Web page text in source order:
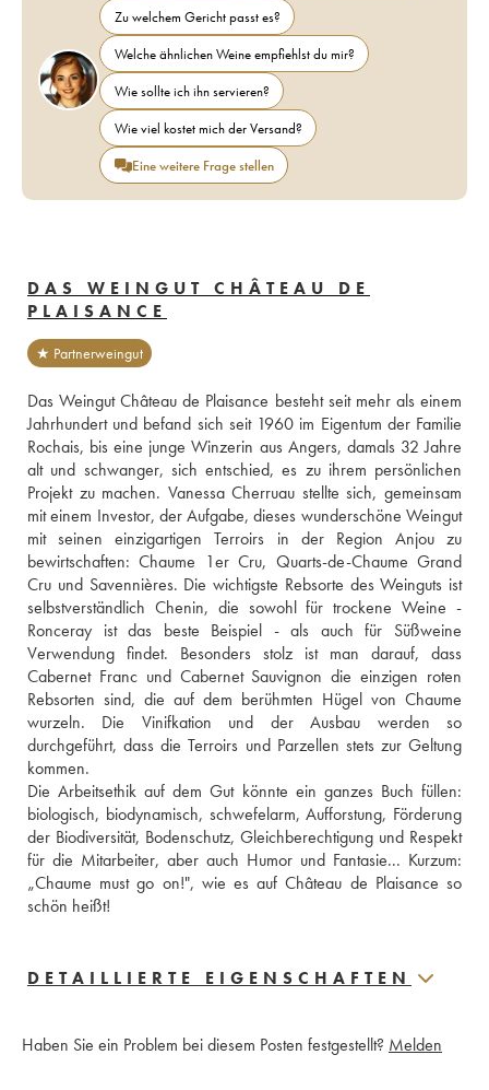
Zu welchem Gericht passt es?
Welche ähnlichen Weine empfiehlst du mir?
Wie sollte ich ihn servieren?
Wie viel kostet mich der Versand?
Eine weitere Frage stellen
DAS WEINGUT CHÂTEAU DE
PLAISANCE
★ Partnerweingut
Das Weingut Château de Plaisance besteht seit mehr als einem
Jahrhundert und befand sich seit 1960 im Eigentum der Familie
Rochais, bis eine junge Winzerin aus Angers, damals 32 Jahre
alt und schwanger, sich entschied, es zu ihrem persönlichen
Projekt zu machen. Vanessa Cherruau stellte sich, gemeinsam
mit einem Investor, der Aufgabe, dieses wunderschöne Weingut
mit seinen einzigartigen Terroirs in der Region Anjou zu
bewirtschaften: Chaume 1er Cru, Quarts-de-Chaume Grand
Cru und Savennières. Die wichtigste Rebsorte des Weinguts ist
selbstverständlich Chenin, die sowohl für trockene Weine -
Ronceray ist das beste Beispiel - als auch für Süßweine
Verwendung findet. Besonders stolz ist man darauf, dass
Cabernet Franc und Cabernet Sauvignon die einzigen roten
Rebsorten sind, die auf dem berühmten Hügel von Chaume
wurzeln. Die Vinifkation und der Ausbau werden so
durchgeführt, dass die Terroirs und Parzellen stets zur Geltung
kommen.
Die Arbeitsethik auf dem Gut könnte ein ganzes Buch füllen:
biologisch, biodynamisch, schwefelarm, Aufforstung, Förderung
der Biodiversität, Bodenschutz, Gleichberechtigung und Respekt
für die Mitarbeiter, aber auch Humor und Fantasie... Kurzum:
„Chaume must go on!", wie es auf Château de Plaisance so
schön heißt!
DETAILLIERTE EIGENSCHAFTEN
Haben Sie ein Problem bei diesem Posten festgestellt? Melden